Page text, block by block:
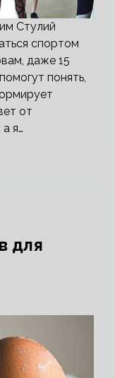
Стулий
спортом
даже 15
понять,
от
я…
для